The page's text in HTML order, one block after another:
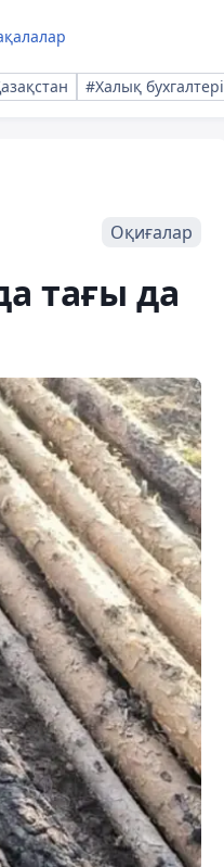
#Халық бухгалтері
Оқиғалар
тағы да